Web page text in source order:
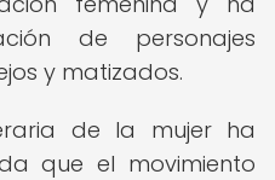
de personajes
y matizados.
de la mujer ha
que el movimiento